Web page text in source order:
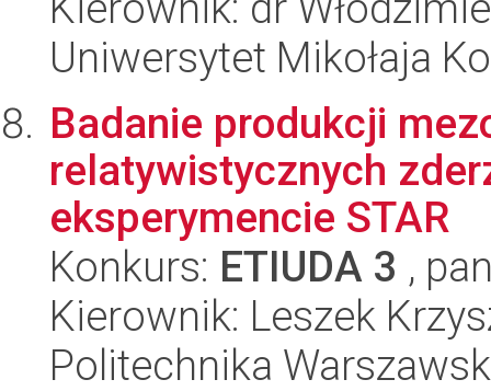
Uniwersytet Mikołaja
Badanie produkcji
relatywistycznych
eksperymencie STAR
Konkurs: ETIUDA 3 ,
Kierownik: Leszek
Politechnika